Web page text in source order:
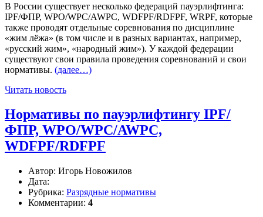
В России существует несколько федераций пауэрлифтинга:
IPF/ФПР, WPO/WPC/AWPC, WDFPF/RDFPF, WRPF, которые
также проводят отдельные соревнования по дисциплине
«жим лёжа» (в том числе и в разных вариантах, например,
«русский жим», «народный жим»). У каждой федерации
существуют свои правила проведения соревнований и свои
нормативы. (далее…)
Читать новость
Нормативы по пауэрлифтингу IPF/
ФПР, WPO/WPC/AWPC,
WDFPF/RDFPF
Автор: Игорь Новожилов
Дата:
Рубрика: Разрядные нормативы
Комментарии: 4